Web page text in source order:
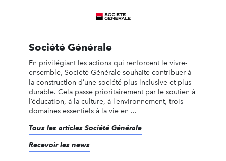
Société Générale
En privilégiant les actions qui renforcent le vivre-
ensemble, Société Générale souhaite contribuer à
la construction d’une société plus inclusive et plus
durable. Cela passe prioritairement par le soutien à
l’éducation, à la culture, à l’environnement, trois
domaines essentiels à la vie en ...
Tous les articles Société Générale
Recevoir les news